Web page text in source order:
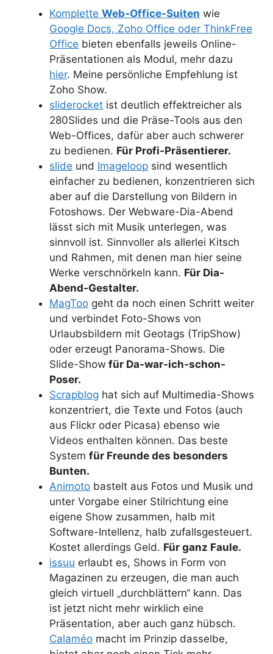
Komplette Web-Office-Suiten wie
Google Docs, Zoho Office oder ThinkFree
Office bieten ebenfalls jeweils Online-
Präsentationen als Modul, mehr dazu
hier. Meine persönliche Empfehlung ist
Zoho Show.
sliderocket ist deutlich effektreicher als
280Slides und die Präse-Tools aus den
Web-Offices, dafür aber auch schwerer
zu bedienen. Für Profi-Präsentierer.
slide und Imageloop sind wesentlich
einfacher zu bedienen, konzentrieren sich
aber auf die Darstellung von Bildern in
Fotoshows. Der Webware-Dia-Abend
lässt sich mit Musik unterlegen, was
sinnvoll ist. Sinnvoller als allerlei Kitsch
und Rahmen, mit denen man hier seine
Werke verschnörkeln kann. Für Dia-
Abend-Gestalter.
MagToo geht da noch einen Schritt weiter
und verbindet Foto-Shows von
Urlaubsbildern mit Geotags (TripShow)
oder erzeugt Panorama-Shows. Die
Slide-Show für Da-war-ich-schon-
Poser.
Scrapblog hat sich auf Multimedia-Shows
konzentriert, die Texte und Fotos (auch
aus Flickr oder Picasa) ebenso wie
Videos enthalten können. Das beste
System für Freunde des besonders
Bunten.
Animoto bastelt aus Fotos und Musik und
unter Vorgabe einer Stilrichtung eine
eigene Show zusammen, halb mit
Software-Intellenz, halb zufallsgesteuert.
Kostet allerdings Geld. Für ganz Faule.
issuu erlaubt es, Shows in Form von
Magazinen zu erzeugen, die man auch
gleich virtuell „durchblättern“ kann. Das
ist jetzt nicht mehr wirklich eine
Präsentation, aber auch ganz hübsch.
Calaméo macht im Prinzip dasselbe,